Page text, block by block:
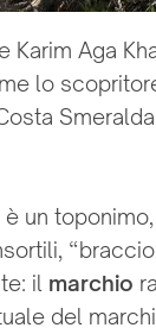
Karim Aga
lo
un
il marchio
del